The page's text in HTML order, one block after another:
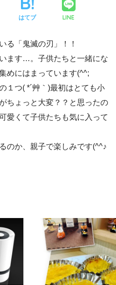
はてブ LINE
る「鬼滅の刃」！！
ます…。子供たちと一緒にな
めにはまっています(^^;
１つ( *´艸｀)最初はとても小
ちょっと大変？？と思ったの
愛くて子供たちも気に入って
のか、親子で楽しみです(^^♪